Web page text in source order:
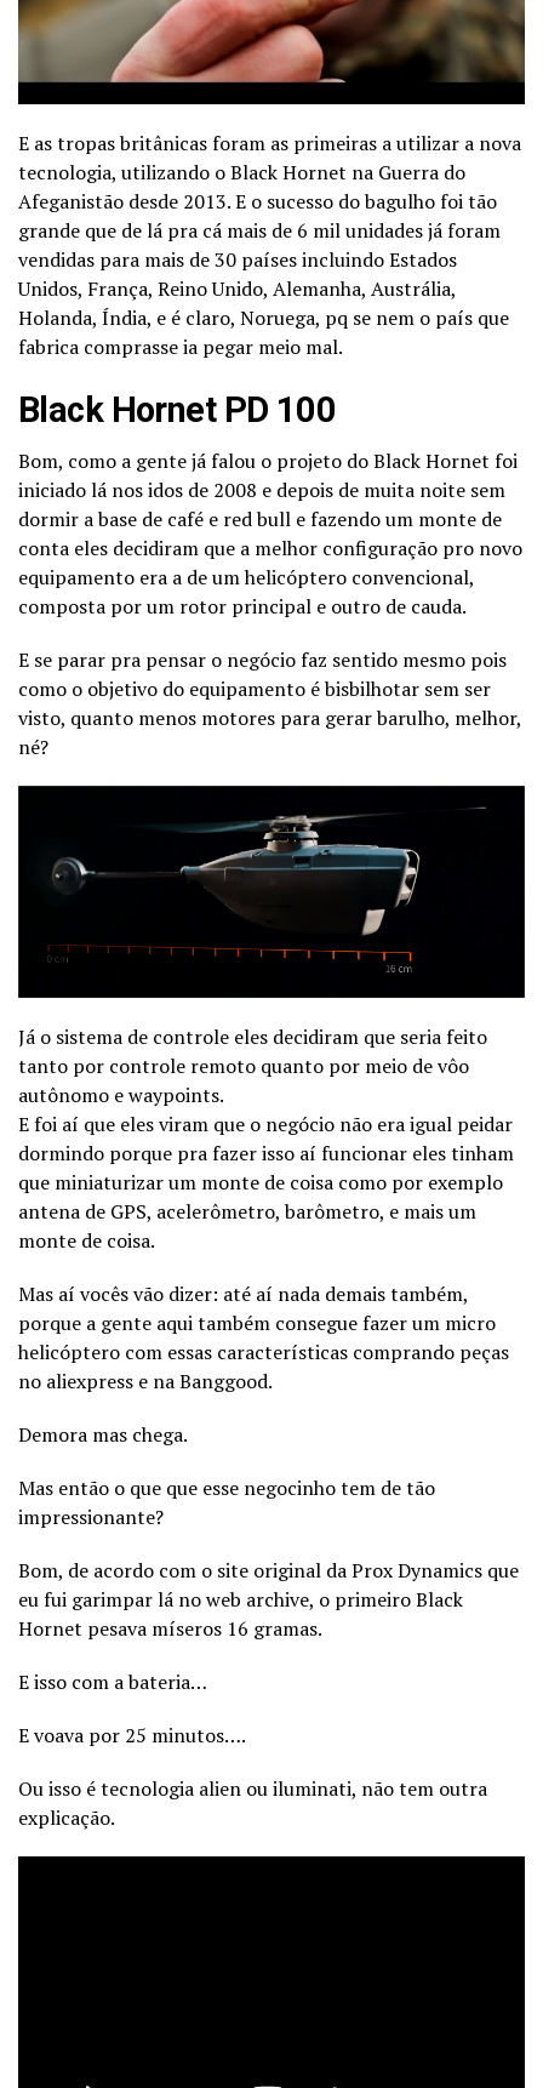
E as tropas britânicas foram as primeiras a utilizar a nova
tecnologia, utilizando o Black Hornet na Guerra do
Afeganistão desde 2013. E o sucesso do bagulho foi tão
grande que de lá pra cá mais de 6 mil unidades já foram
vendidas para mais de 30 países incluindo Estados
Unidos, França, Reino Unido, Alemanha, Austrália,
Holanda, Índia, e é claro, Noruega, pq se nem o país que
fabrica comprasse ia pegar meio mal.
Black Hornet PD 100
Bom, como a gente já falou o projeto do Black Hornet foi
iniciado lá nos idos de 2008 e depois de muita noite sem
dormir a base de café e red bull e fazendo um monte de
conta eles decidiram que a melhor configuração pro novo
equipamento era a de um helicóptero convencional,
composta por um rotor principal e outro de cauda.
E se parar pra pensar o negócio faz sentido mesmo pois
como o objetivo do equipamento é bisbilhotar sem ser
visto, quanto menos motores para gerar barulho, melhor,
né?
Já o sistema de controle eles decidiram que seria feito
tanto por controle remoto quanto por meio de vôo
autônomo e waypoints.
E foi aí que eles viram que o negócio não era igual peidar
dormindo porque pra fazer isso aí funcionar eles tinham
que miniaturizar um monte de coisa como por exemplo
antena de GPS, acelerômetro, barômetro, e mais um
monte de coisa.
Mas aí vocês vão dizer: até aí nada demais também,
porque a gente aqui também consegue fazer um micro
helicóptero com essas características comprando peças
no aliexpress e na Banggood.
Demora mas chega.
Mas então o que que esse negocinho tem de tão
impressionante?
Bom, de acordo com o site original da Prox Dynamics que
eu fui garimpar lá no web archive, o primeiro Black
Hornet pesava míseros 16 gramas.
E isso com a bateria…
E voava por 25 minutos….
Ou isso é tecnologia alien ou iluminati, não tem outra
explicação.